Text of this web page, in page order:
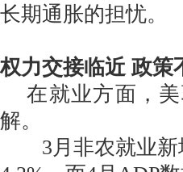
长期通胀的担忧。
权力交接临近 政策
在就业方面，美
解。
3月非农就业新